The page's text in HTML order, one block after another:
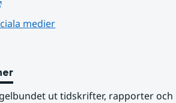
medier
ut tidskrifter, rapporter och